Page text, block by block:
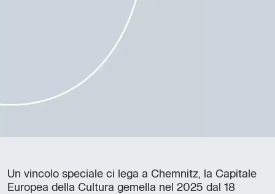
Un vincolo speciale ci lega a Chemnitz, la Capitale
Europea della Cultura gemella nel 2025 dal 18